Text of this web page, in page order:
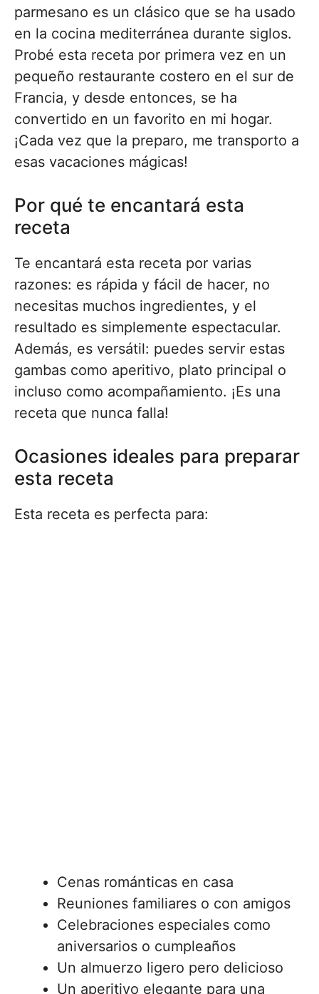
parmesano es un clásico que se ha usado
en la cocina mediterránea durante siglos.
Probé esta receta por primera vez en un
pequeño restaurante costero en el sur de
Francia, y desde entonces, se ha
convertido en un favorito en mi hogar.
¡Cada vez que la preparo, me transporto a
esas vacaciones mágicas!
Por qué te encantará esta
receta
Te encantará esta receta por varias
razones: es rápida y fácil de hacer, no
necesitas muchos ingredientes, y el
resultado es simplemente espectacular.
Además, es versátil: puedes servir estas
gambas como aperitivo, plato principal o
incluso como acompañamiento. ¡Es una
receta que nunca falla!
Ocasiones ideales para preparar
esta receta
Esta receta es perfecta para:
Cenas románticas en casa
Reuniones familiares o con amigos
Celebraciones especiales como
aniversarios o cumpleaños
Un almuerzo ligero pero delicioso
Un aperitivo elegante para una